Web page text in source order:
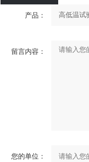
产品：
留言内容：
您的单位：